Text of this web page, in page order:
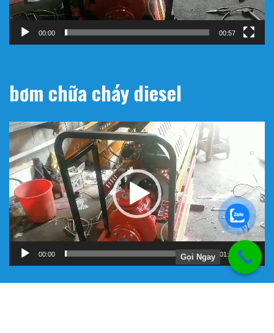
00:00 00:57
bơm chữa cháy diesel
Trình
chơi
Video
00:00 01:11
Gọi Ngay